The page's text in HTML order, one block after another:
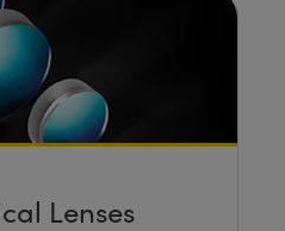
Lenses